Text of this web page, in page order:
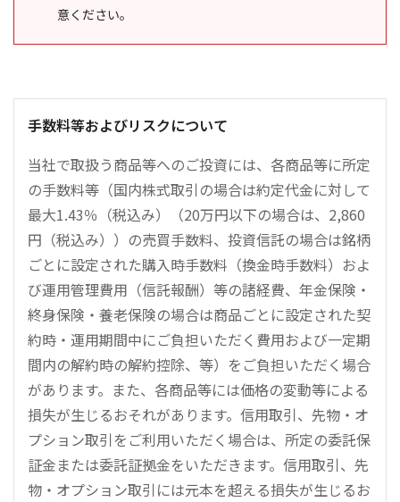
意ください。
手数料等およびリスクについて
当社で取扱う商品等へのご投資には、各商品等に所定
の手数料等（国内株式取引の場合は約定代金に対して
最大1.43％（税込み）（20万円以下の場合は、2,860
円（税込み））の売買手数料、投資信託の場合は銘柄
ごとに設定された購入時手数料（換金時手数料）およ
び運用管理費用（信託報酬）等の諸経費、年金保険・
終身保険・養老保険の場合は商品ごとに設定された契
約時・運用期間中にご負担いただく費用および一定期
間内の解約時の解約控除、等）をご負担いただく場合
があります。また、各商品等には価格の変動等による
損失が生じるおそれがあります。信用取引、先物・オ
プション取引をご利用いただく場合は、所定の委託保
証金または委託証拠金をいただきます。信用取引、先
物・オプション取引には元本を超える損失が生じるお